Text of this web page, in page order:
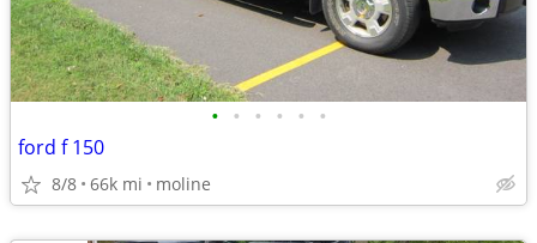
• • • • • •
ford f 150
8/8 66k mi moline